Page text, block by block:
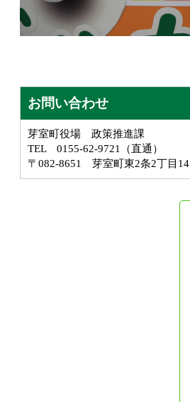
お問い合わせ
芽室町役場 政策推進課
TEL 0155-62-9721（直通）
〒082-8651 芽室町東2条2丁目14